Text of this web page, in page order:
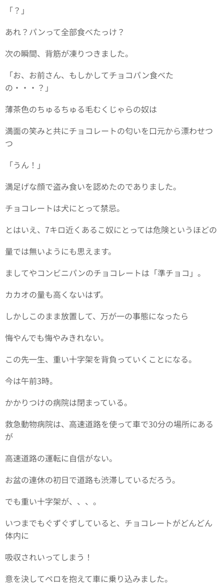
「？」
あれ？パンって全部食べたっけ？
次の瞬間、背筋が凍りつきました。
「お、お前さん、もしかしてチョコパン食べた
の・・・？」
薄茶色のちゅるちゅる毛むくじゃらの奴は
満面の笑みと共にチョコレートの匂いを口元から漂わせつ
つ
「うん！」
満足げな顔で盗み食いを認めたのでありました。
チョコレートは犬にとって禁忌。
とはいえ、7キロ近くあるこ奴にとっては危険というほどの
量では無いようにも思えます。
ましてやコンビニパンのチョコレートは「準チョコ」。
カカオの量も高くないはず。
しかしこのまま放置して、万が一の事態になったら
悔やんでも悔やみきれない。
この先一生、重い十字架を背負っていくことになる。
今は午前3時。
かかりつけの病院は閉まっている。
救急動物病院は、高速道路を使って車で30分の場所にある
が
高速道路の運転に自信がない。
お盆の連休の初日で道路も渋滞しているだろう。
でも重い十字架が、、、。
いつまでもぐずぐずしていると、チョコレートがどんどん
体内に
吸収されいってしまう！
意を決してペロを抱えて車に乗り込みました。